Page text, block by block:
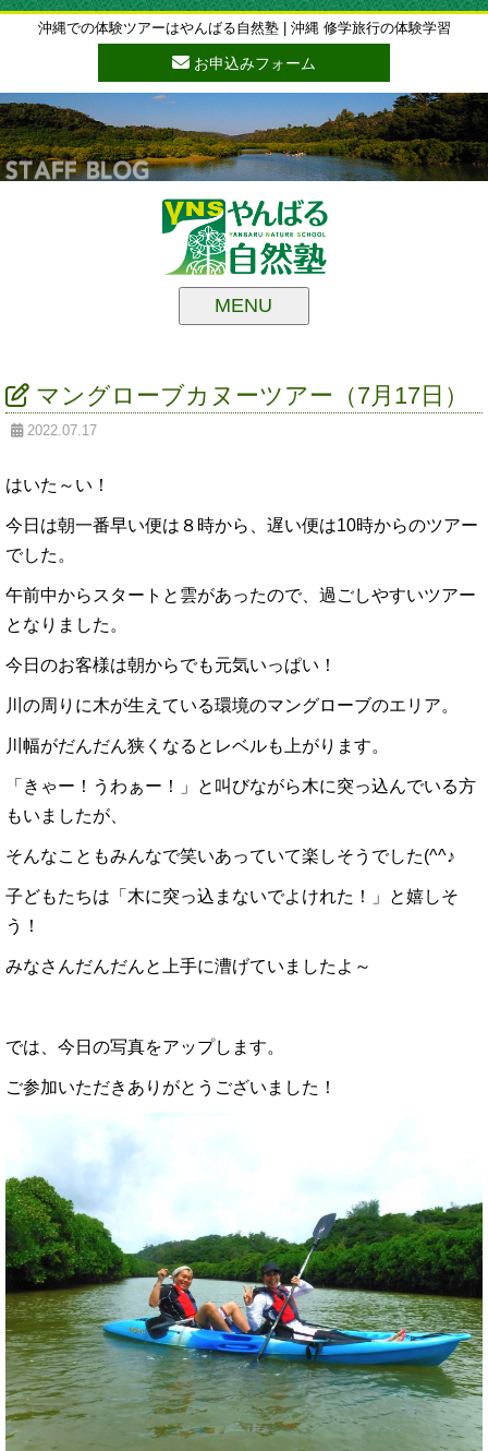
沖縄での体験ツアーはやんばる自然塾 | 沖縄 修学旅行の体験学習
お申込みフォーム
MENU
マングローブカヌーツアー（7月17日）
2022.07.17
はいた～い！
今日は朝一番早い便は８時から、遅い便は10時からのツアー
でした。
午前中からスタートと雲があったので、過ごしやすいツアー
となりました。
今日のお客様は朝からでも元気いっぱい！
川の周りに木が生えている環境のマングローブのエリア。
川幅がだんだん狭くなるとレベルも上がります。
「きゃー！うわぁー！」と叫びながら木に突っ込んでいる方
もいましたが、
そんなこともみんなで笑いあっていて楽しそうでした(^^♪
子どもたちは「木に突っ込まないでよけれた！」と嬉しそ
う！
みなさんだんだんと上手に漕げていましたよ～
では、今日の写真をアップします。
ご参加いただきありがとうございました！